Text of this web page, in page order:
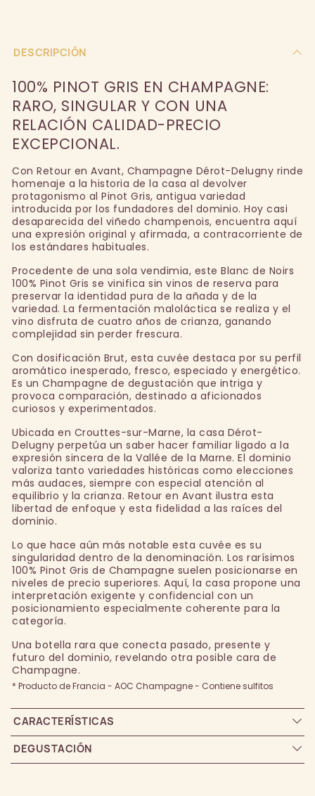
DESCRIPCIÓN
100% PINOT GRIS EN CHAMPAGNE:
RARO, SINGULAR Y CON UNA
RELACIÓN CALIDAD-PRECIO
EXCEPCIONAL.
Con Retour en Avant, Champagne Dérot-Delugny rinde
homenaje a la historia de la casa al devolver
protagonismo al Pinot Gris, antigua variedad
introducida por los fundadores del dominio. Hoy casi
desaparecida del viñedo champenois, encuentra aquí
una expresión original y afirmada, a contracorriente de
los estándares habituales.
Procedente de una sola vendimia, este Blanc de Noirs
100% Pinot Gris se vinifica sin vinos de reserva para
preservar la identidad pura de la añada y de la
variedad. La fermentación maloláctica se realiza y el
vino disfruta de cuatro años de crianza, ganando
complejidad sin perder frescura.
Con dosificación Brut, esta cuvée destaca por su perfil
aromático inesperado, fresco, especiado y energético.
Es un Champagne de degustación que intriga y
provoca comparación, destinado a aficionados
curiosos y experimentados.
Ubicada en Crouttes-sur-Marne, la casa Dérot-
Delugny perpetúa un saber hacer familiar ligado a la
expresión sincera de la Vallée de la Marne. El dominio
valoriza tanto variedades históricas como elecciones
más audaces, siempre con especial atención al
equilibrio y la crianza. Retour en Avant ilustra esta
libertad de enfoque y esta fidelidad a las raíces del
dominio.
Lo que hace aún más notable esta cuvée es su
singularidad dentro de la denominación. Los rarísimos
100% Pinot Gris de Champagne suelen posicionarse en
niveles de precio superiores. Aquí, la casa propone una
interpretación exigente y confidencial con un
posicionamiento especialmente coherente para la
categoría.
Una botella rara que conecta pasado, presente y
futuro del dominio, revelando otra posible cara de
Champagne.
* Producto de Francia - AOC Champagne - Contiene sulfitos
CARACTERÍSTICAS
DEGUSTACIÓN